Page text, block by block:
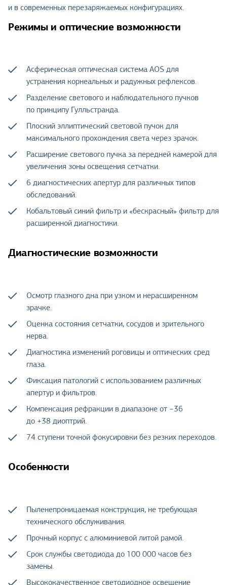
и в современных перезаряжаемых конфигурациях.
Режимы и оптические возможности
Асферическая оптическая система AOS для
устранения корнеальных и радужных рефлексов.
Разделение светового и наблюдательного пучков
по принципу Гулльстранда.
Плоский эллиптический световой пучок для
максимального прохождения света через зрачок.
Расширение светового пучка за передней камерой для
увеличения зоны освещения сетчатки.
6 диагностических апертур для различных типов
обследований.
Кобальтовый синий фильтр и «бескрасный» фильтр для
расширенной диагностики.
Диагностические возможности
Осмотр глазного дна при узком и нерасширенном
зрачке.
Оценка состояния сетчатки, сосудов и зрительного
нерва.
Диагностика изменений роговицы и оптических сред
глаза.
Фиксация патологий с использованием различных
апертур и фильтров.
Компенсация рефракции в диапазоне от −36
до +38 диоптрий.
74 ступени точной фокусировки без резких переходов.
Особенности
Пыленепроницаемая конструкция, не требующая
технического обслуживания.
Прочный корпус с алюминиевой литой рамой.
Срок службы светодиода до 100 000 часов без
замены.
Высококачественное светодиодное освещение